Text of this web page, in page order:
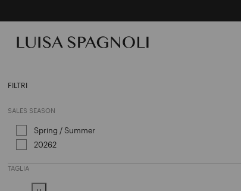
Bijoux
FILTRI
SALES SEASON
Spring / SummerAffinamento in base a Sales
20262Affinamento in base a Sales Season:
TAGLIA